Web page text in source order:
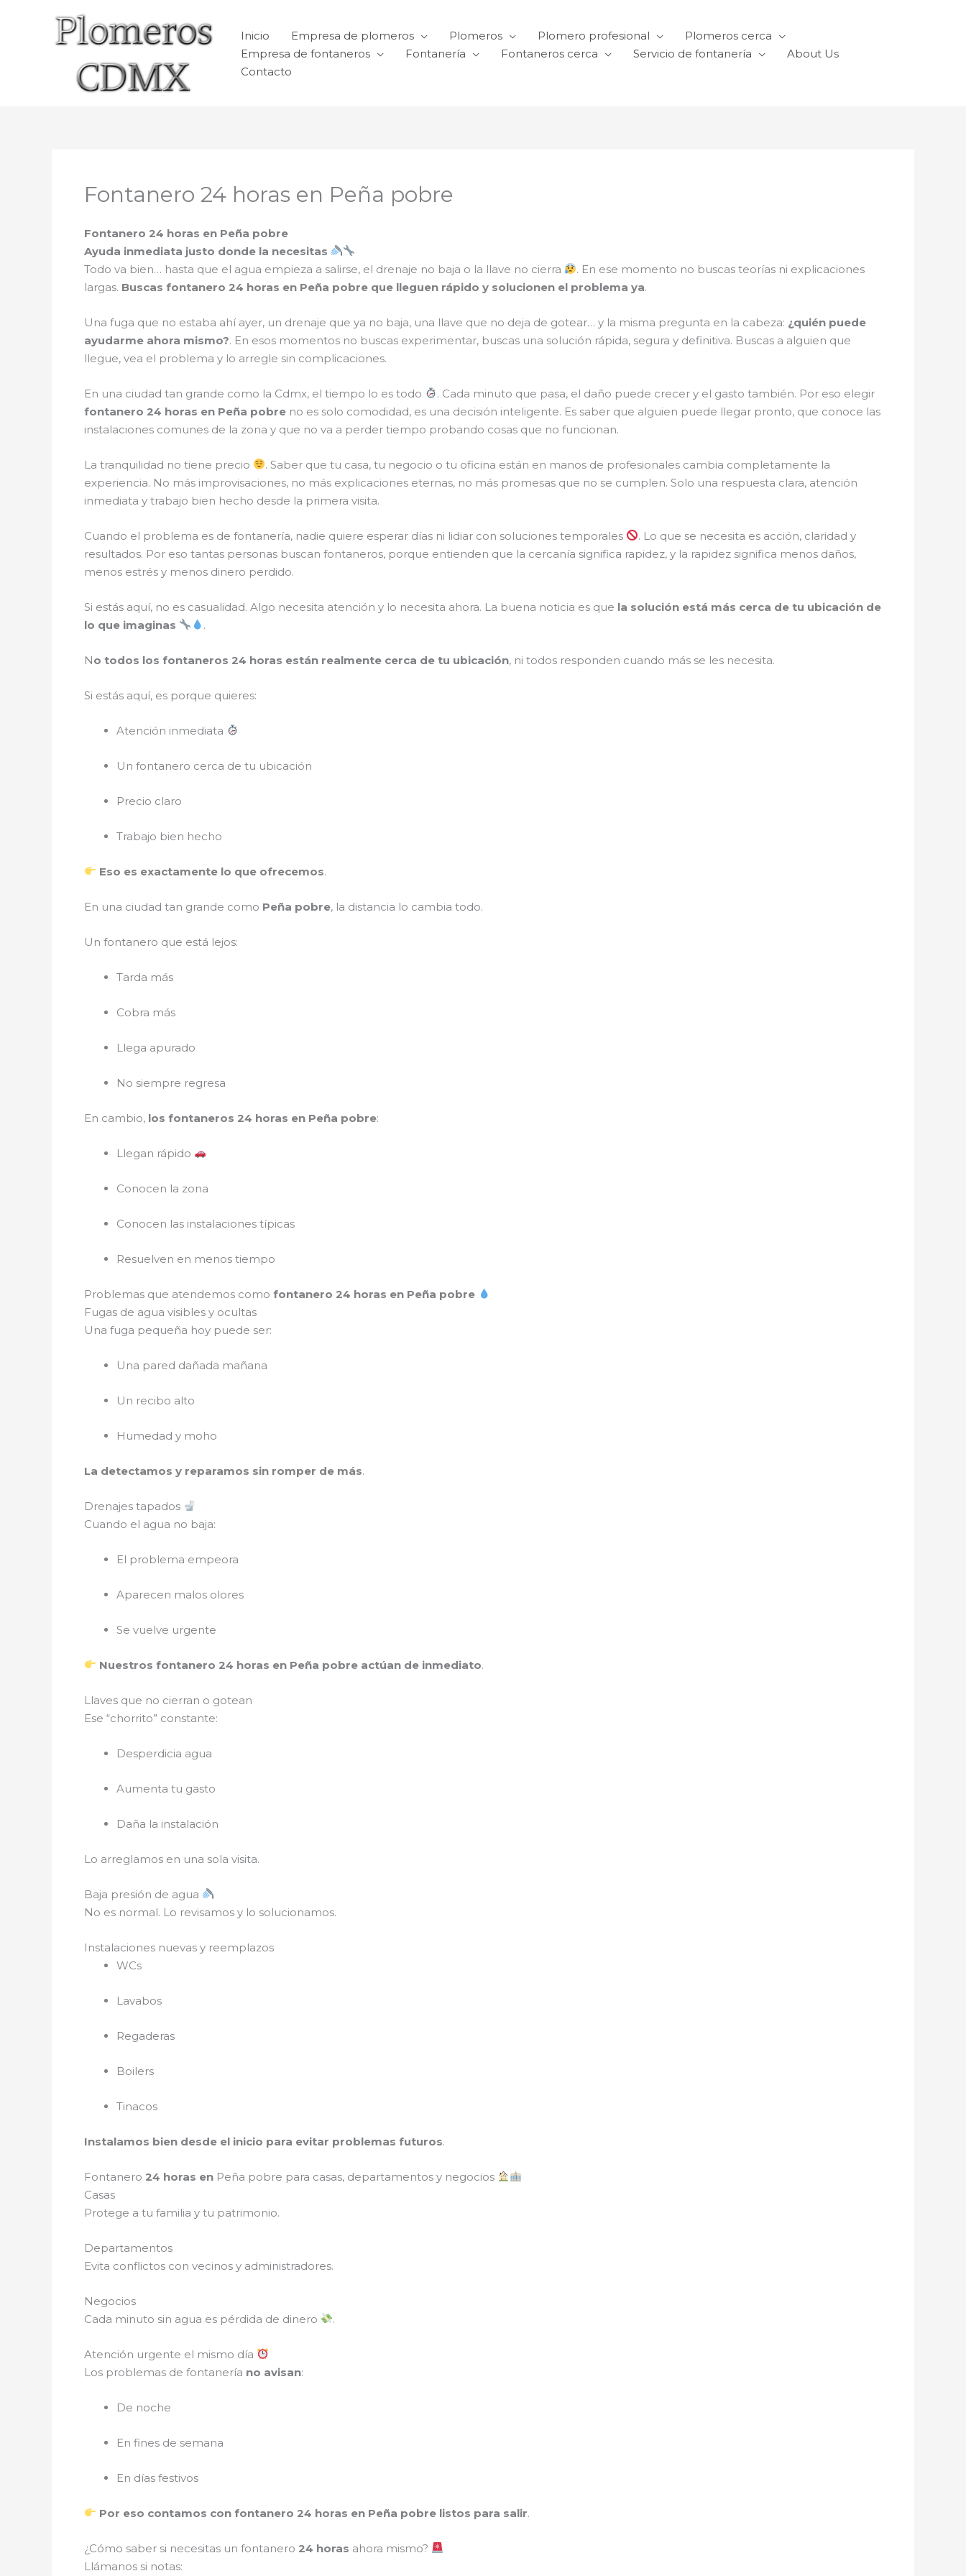
Inicio Empresa de plomeros Plomeros Plomero profesional
Plomeros cerca
Empresa de fontaneros
Fontanería Fontaneros cerca Servicio de fontanería
About Us
Contacto
Fontanero 24 horas en Peña pobre
Fontanero 24 horas en Peña pobre
Ayuda inmediata justo donde la necesitas
Todo va bien… hasta que el agua empieza a salirse, el drenaje no baja o la llave no cierra
. En ese momento no buscas teorías ni explicaciones
largas. Buscas fontanero 24 horas en Peña pobre que lleguen rápido y solucionen el problema ya.
Una fuga que no estaba ahí ayer, un drenaje que ya no baja, una llave que no deja de gotear… y la misma pregunta en la cabeza: ¿quién puede
ayudarme ahora mismo?. En esos momentos no buscas experimentar, buscas una solución rápida, segura y definitiva. Buscas a alguien que
llegue, vea el problema y lo arregle sin complicaciones.
En una ciudad tan grande como la Cdmx, el tiempo lo es todo
. Cada minuto que pasa, el daño puede crecer y el gasto también. Por eso elegir
fontanero 24 horas en Peña pobre no es solo comodidad, es una decisión inteligente. Es saber que alguien puede llegar pronto, que conoce las
instalaciones comunes de la zona y que no va a perder tiempo probando cosas que no funcionan.
La tranquilidad no tiene precio
. Saber que tu casa, tu negocio o tu oficina están en manos de profesionales cambia completamente la
experiencia. No más improvisaciones, no más explicaciones eternas, no más promesas que no se cumplen. Solo una respuesta clara, atención
inmediata y trabajo bien hecho desde la primera visita.
Cuando el problema es de fontanería, nadie quiere esperar días ni lidiar con soluciones temporales
. Lo que se necesita es acción, claridad y
resultados. Por eso tantas personas buscan fontaneros, porque entienden que la cercanía significa rapidez, y la rapidez significa menos daños,
menos estrés y menos dinero perdido.
Si estás aquí, no es casualidad. Algo necesita atención y lo necesita ahora. La buena noticia es que la solución está más cerca de tu ubicación de
lo que imaginas
.
No todos los fontaneros 24 horas están realmente cerca de tu ubicación, ni todos responden cuando más se les necesita.
Si estás aquí, es porque quieres:
Atención inmediata
Un fontanero cerca de tu ubicación
Precio claro
Trabajo bien hecho
Eso es exactamente lo que ofrecemos.
En una ciudad tan grande como Peña pobre, la distancia lo cambia todo.
Un fontanero que está lejos:
Tarda más
Cobra más
Llega apurado
No siempre regresa
En cambio, los fontaneros 24 horas en Peña pobre:
Llegan rápido
Conocen la zona
Conocen las instalaciones típicas
Resuelven en menos tiempo
Problemas que atendemos como fontanero 24 horas en Peña pobre
Fugas de agua visibles y ocultas
Una fuga pequeña hoy puede ser:
Una pared dañada mañana
Un recibo alto
Humedad y moho
La detectamos y reparamos sin romper de más.
Drenajes tapados
Cuando el agua no baja:
El problema empeora
Aparecen malos olores
Se vuelve urgente
Nuestros fontanero 24 horas en Peña pobre actúan de inmediato.
Llaves que no cierran o gotean
Ese “chorrito” constante:
Desperdicia agua
Aumenta tu gasto
Daña la instalación
Lo arreglamos en una sola visita.
Baja presión de agua
No es normal. Lo revisamos y lo solucionamos.
Instalaciones nuevas y reemplazos
WCs
Lavabos
Regaderas
Boilers
Tinacos
Instalamos bien desde el inicio para evitar problemas futuros.
Fontanero 24 horas en Peña pobre para casas, departamentos y negocios
Casas
Protege a tu familia y tu patrimonio.
Departamentos
Evita conflictos con vecinos y administradores.
Negocios
Cada minuto sin agua es pérdida de dinero
.
Atención urgente el mismo día
Los problemas de fontanería no avisan:
De noche
En fines de semana
En días festivos
Por eso contamos con fontanero 24 horas en Peña pobre listos para salir.
¿Cómo saber si necesitas un fontanero 24 horas ahora mismo?
Llámanos si notas: